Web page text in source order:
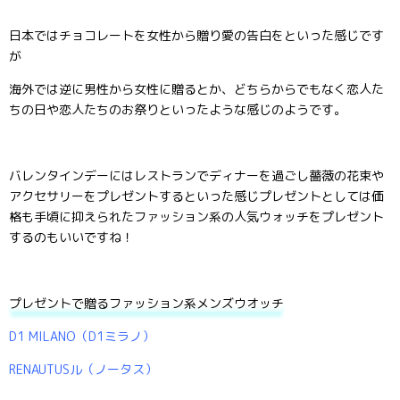
日本ではチョコレートを女性から贈り愛の告白をといった感じです
が
海外では逆に男性から女性に贈るとか、どちらからでもなく恋人た
ちの日や恋人たちのお祭りといったような感じのようです。
バレンタインデーにはレストランでディナーを過ごし薔薇の花束や
アクセサリーをプレゼントするといった感じプレゼントとしては価
格も手頃に抑えられたファッション系の人気ウォッチをプレゼント
するのもいいですね！
プレゼントで贈るファッション系メンズウオッチ
D1 MILANO（D1ミラノ）
RENAUTUSル（ノータス）